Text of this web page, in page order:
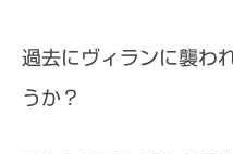
過去にヴィランに襲わ
うか？